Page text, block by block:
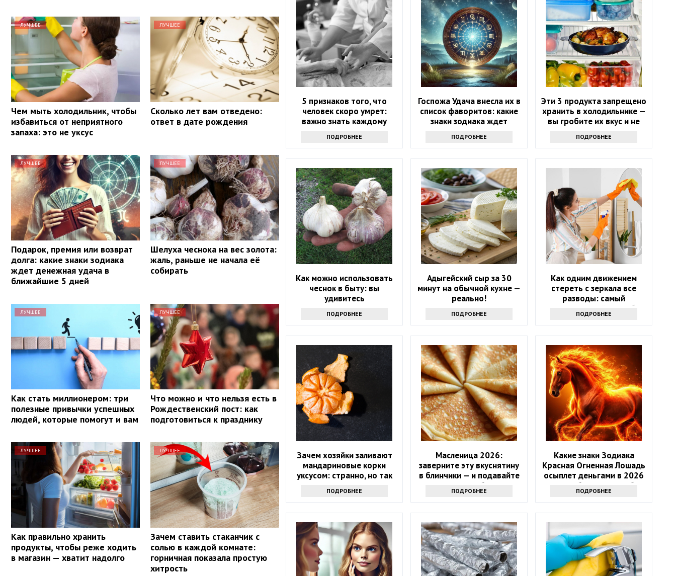
ЛУЧШЕЕ
Чем мыть холодильник, чтобы
избавиться от неприятного
запаха: это не уксус
ЛУЧШЕЕ
Сколько лет вам отведено:
ответ в дате рождения
ЛУЧШЕЕ
Подарок, премия или возврат
долга: какие знаки зодиака
ждет денежная удача в
ближайшие 5 дней
ЛУЧШЕЕ
Шелуха чеснока на вес золота:
жаль, раньше не начала её
собирать
ЛУЧШЕЕ
Как стать миллионером: три
полезные привычки успешных
людей, которые помогут и вам
ЛУЧШЕЕ
Что можно и что нельзя есть в
Рождественский пост: как
подготовиться к празднику
ЛУЧШЕЕ
Как правильно хранить
продукты, чтобы реже ходить
в магазин — хватит надолго
ЛУЧШЕЕ
Зачем ставить стаканчик с
солью в каждой комнате:
горничная показала простую
хитрость
5 признаков того, что
человек скоро умрет:
важно знать каждому
ПОДРОБНЕЕ
Госпожа Удача внесла их в
список фаворитов: какие
знаки зодиака ждет
ошеломительный успех в
ближайшие 10 дней
ПОДРОБНЕЕ
Эти 3 продукта запрещено
хранить в холодильнике —
вы гробите их вкус и не
ПОДРОБНЕЕ
Как можно использовать
чеснок в быту: вы
удивитесь
ПОДРОБНЕЕ
Адыгейский сыр за 30
минут на обычной кухне —
реально!
ПОДРОБНЕЕ
Как одним движением
стереть с зеркала все
разводы: самый
эффективный способ
ПОДРОБНЕЕ
Зачем хозяйки заливают
мандариновые корки
уксусом: странно, но так
ПОДРОБНЕЕ
Масленица 2026:
заверните эту вкуснятину
в блинчики — и подавайте
как главное блюдо
ПОДРОБНЕЕ
Какие знаки Зодиака
Красная Огненная Лошадь
осыплет деньгами в 2026
году: 4 баловня Судьбы
ПОДРОБНЕЕ